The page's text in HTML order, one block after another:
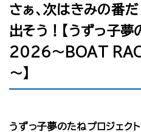
さぁ、次はきみの番
出そう！【うずっ子夢
2026～BOAT
～】
うずっ子夢のたねプロジェ